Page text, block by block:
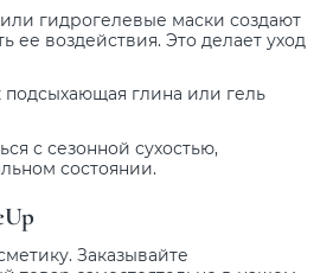
гидрогелевые маски создают
ее воздействия. Это делает уход
глина или гель
с сезонной сухостью,
состоянии.
Заказывайте